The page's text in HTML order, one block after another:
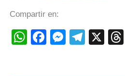
Compartir en:
WhatsApp
Facebook
X